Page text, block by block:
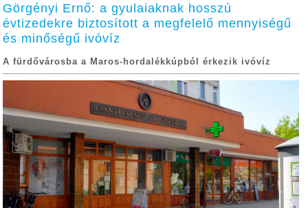
Görgényi Ernő: a gyulaiaknak hosszú
évtizedekre biztosított a megfelelő mennyiségű
és minőségű ivóvíz
A fürdővárosba a Maros-hordalékkúpból érkezik ivóvíz